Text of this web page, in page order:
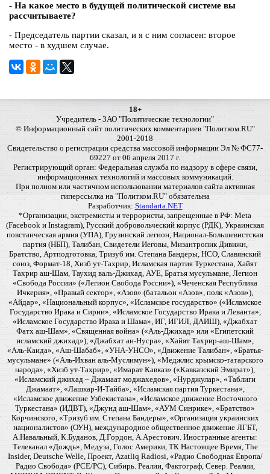
- На какое место в будущей политической системе вы
рассчитываете?
- Председатель партии сказал, и я с ним согласен: второе
место - в худшем случае.
18+
Учредитель - ЗАО "Политические технологии"
© Информационный сайт политических комментариев "Политком.RU"
2001-2018
Свидетельство о регистрации средства массовой информации Эл № ФС77-
69227 от 06 апреля 2017 г.
Регистрирующий орган: Федеральная служба по надзору в сфере связи,
информационных технологий и массовых коммуникаций.
При полном или частичном использовании материалов сайта активная
гиперссылка на "Политком.RU" обязательна
Разработчик: Standarta.NET
*Организации, экстремисты и террористы, запрещенные в РФ: Meta
(Facebook и Instagram), Русский добровольческий корпус (РДК), Украинская
повстанческая армия (УПА), Грузинский легион, Национал-Большевистская
партия (НБП), Талибан, Свидетели Иеговы, Мизантропик Дивижн,
Братство, Артподготовка, Тризуб им. Степана Бандеры, НСО, Славянский
союз, Формат-18, Хизб ут-Тахрир, Исламская партия Туркестана, Хайят
Тахрир аш-Шам, Таухид валь-Джихад, АУЕ, Братья мусульмане, Легион
«Свобода России» («Легион Свобода России»), «Чеченская Республика
Ичкерия», «Правый сектор», «Азов» (батальон «Азов», полк «Азов»),
«Айдар», «Национальный корпус», «Исламское государство» («Исламское
Государство Ирака и Сирии», «Исламское Государство Ирака и Леванта»,
«Исламское Государство Ирака и Шама», ИГ, ИГИЛ, ДАИШ), «Джабхат
Фатх аш-Шам», «Священная война» («Аль-Джихад» или «Египетский
исламский джихад»), «Джабхат ан-Нусра», «Хайят Тахрир-аш-Шам»,
«Аль-Каида», «Аш-Шабаб», «УНА-УНСО», «Движение Талибан», «Братья-
мусульмане» («Аль-Ихван аль-Муслимун»), «Меджлис крымско-татарского
народа», «Хизб ут-Тахрир», «Имарат Кавказ» («Кавказский Эмират»),
«Исламский джихад – Джамаат моджахедов», «Нурджулар», «Таблиги
Джамаат», «Лашкар-И-Тайба», «Исламская партия Туркестана»,
«Исламское движение Узбекистана», «Исламское движение Восточного
Туркестана» (ИДВТ), «Джунд аш-Шам», «АУМ Синрике», «Братство»
Корчинского, «Тризуб им. Степана Бандеры», «Организация украинских
националистов» (ОУН), международное общественное движение ЛГБТ,
А.Навальный, К.Буданов, Д.Гордон, А.Арестович. Иностранные агенты:
Телеканал «Дождь», Медуза, Голос Америки, ТК Настоящее Время, The
Insider, Deutsche Welle, Проект, Azatliq Radiosi, «Радио Свободная Европа/
Радио Свобода» (PCE/PC), Сибирь. Реалии, Фактограф, Север. Реалии,